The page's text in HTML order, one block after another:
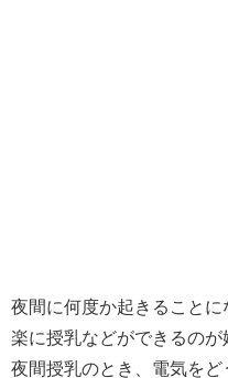
夜間に何度か起きることに
楽に授乳などができるのが
夜間授乳のとき、電気を